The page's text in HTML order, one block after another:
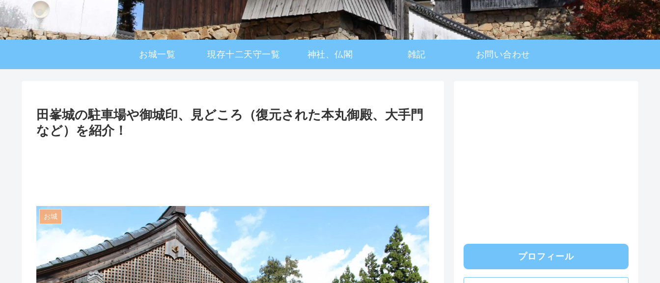
お城一覧 現存十二天守一覧 神社、仏閣 雑記 お問い合わせ
田峯城の駐車場や御城印、見どころ（復元された本丸御殿、大手門
など）を紹介！
お城
プロフィール